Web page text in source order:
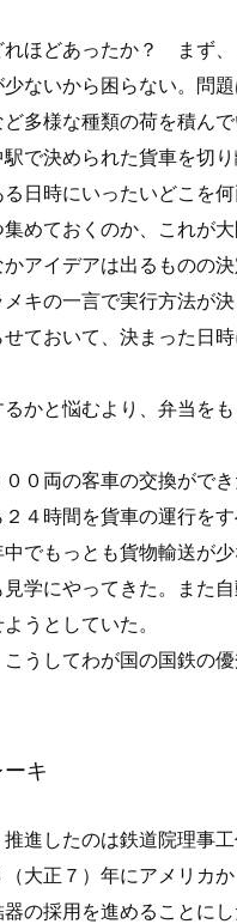
ほどあったか？ まず
ないから困らない。問
多様な種類の荷を積ん
で決められた貨車を切
日時にいったいどこを
めておくのか、これが
アイデアは出るものの決
キの一言で実行方法が
ておいて、決まった日
かと悩むより、弁当を
０両の客車の交換ができ
４時間を貨車の運行を
でもっとも貨物輸送が
学にやってきた。また
うとしていた。
うしてわが国の国鉄の
キ
進したのは鉄道院理事
大正７）年にアメリカ
の採用を進めることにし